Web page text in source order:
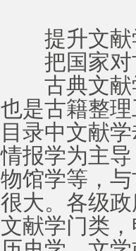
提升文献
把国家对
古典文献
也是古籍整
目录中文献
情报学为主
物馆学等，
很大。各级
文献学门类